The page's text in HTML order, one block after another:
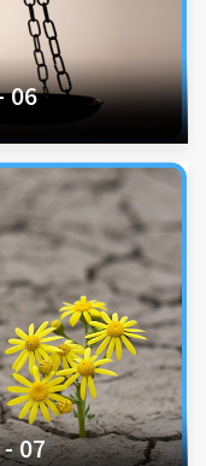
06 - اسم الله العدل.
07 - اسم الله اللطيف.